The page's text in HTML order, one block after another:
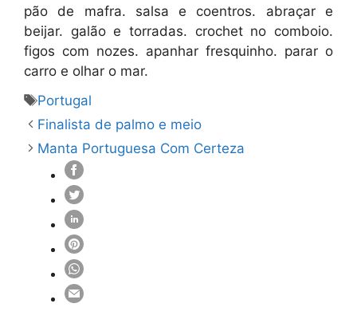
pão de mafra. salsa e coentros. abraçar e
beijar. galão e torradas. crochet no comboio.
figos com nozes. apanhar fresquinho. parar o
carro e olhar o mar.
Etiquetas
Portugal
Finalista de palmo e meio
Manta Portuguesa Com Certeza